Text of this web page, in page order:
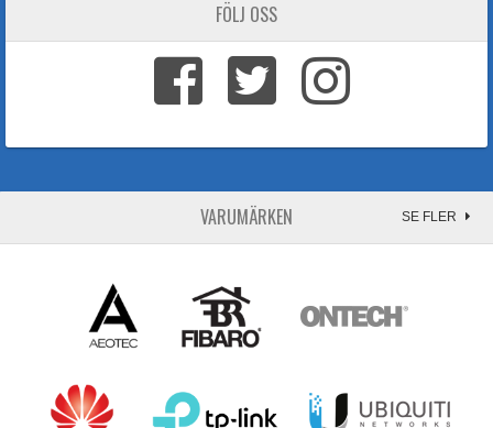
FÖLJ OSS
VARUMÄRKEN SE FLER